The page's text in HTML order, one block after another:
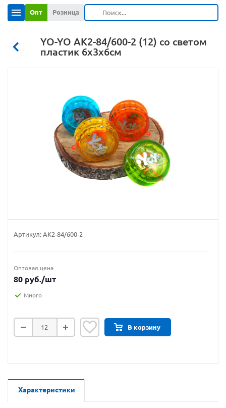
Опт Розница
YO-YO АК2-84/600-2 (12) со светом
пластик 6х3х6см
Артикул: АК2-84/600-2
Оптовая цена
80 руб./шт
Много
В корзину
Характеристики